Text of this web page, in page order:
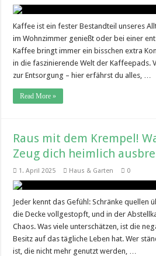
Kaffee ist ein fester Bestandteil unseres
im Wohnzimmer genießt oder bei einer
Kaffee bringt immer ein bisschen extra
in die faszinierende Welt der Kaffeepads.
zur Entsorgung – hier erfährst du alles, …
Read More »
Raus mit dem Krempel!
Zeug dich heimlich
1. April 2025 Haus & Garten 0
Jeder kennt das Gefühl: Schränke quellen
die Decke vollgestopft, und in der
Chaos. Was viele unterschätzen, ist die
Besitz auf das tägliche Leben hat. Wer
ist, die nicht mehr genutzt werden, …